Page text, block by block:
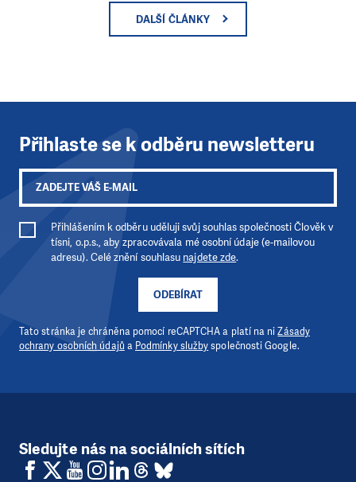
DALŠÍ ČLÁNKY
Přihlaste se k odběru newsletteru
ODEBÍRAT
Přihlášením k odběru uděluji svůj souhlas společnosti Člověk v
tísni, o.p.s., aby zpracovávala mé osobní údaje (e-mailovou
adresu). Celé znění souhlasu najdete zde.
Tato stránka je chráněna pomocí reCAPTCHA a platí na niZásady
ochrany osobních údajů a Podmínky službyspolečnosti Google.
Sledujte nás na sociálních sítích